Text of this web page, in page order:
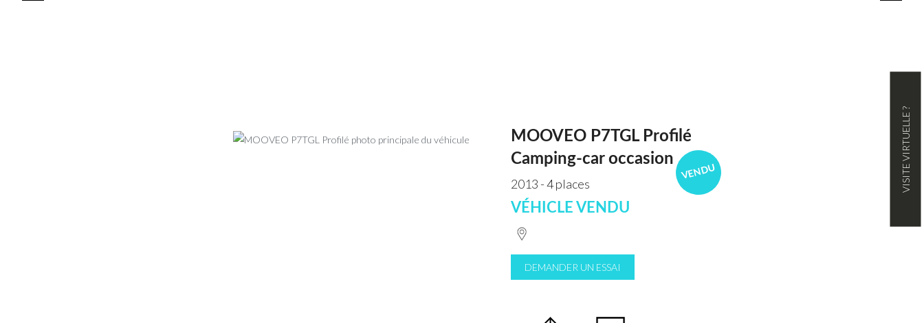
VENDU
MOOVEO P7TGL Profilé
Camping-car occasion
2013 - 4 places
VÉHICLE VENDU
DEMANDER UN ESSAI
VISITE VIRTUELLE ?